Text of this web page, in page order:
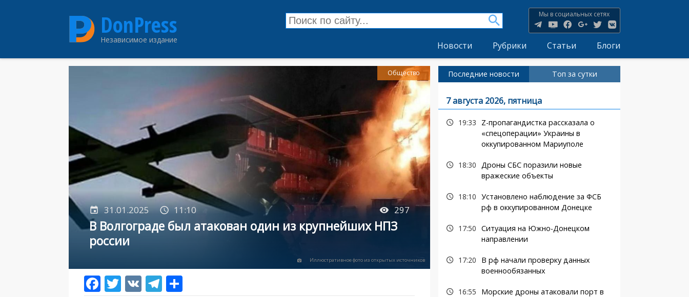
DonPress
Независимое издание
Мы в социальных сетях
Новости Рубрики Статьи Блоги
31.01.2025 11:10 297
В Волгограде был атакован один из крупнейших НПЗ
россии
Иллюстративное фото из открытых источников
Общество Последние новости Топ за сутки
7 августа 2026, пятница
19:33
Z-пропагандистка рассказала о
«спецоперации» Украины в
оккупированном Мариуполе
18:30 Дроны СБС поразили новые
вражеские объекты
18:10 Установлено наблюдение за ФСБ
рф в оккупированном Донецке
17:50 Ситуация на Южно-Донецком
направлении
17:20
В рф начали проверку данных
военнообязанных
16:55
Морские дроны атаковали порт в